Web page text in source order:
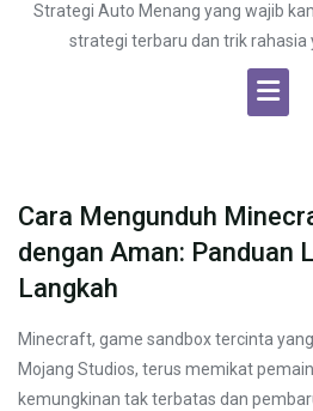
Strategi Auto Menang yang wajib
strategi terbaru dan trik rahasia
Cara Mengunduh
dengan Aman: Panduan
Langkah
Minecraft, game sandbox tercinta
Mojang Studios, terus memikat
kemungkinan tak terbatas dan